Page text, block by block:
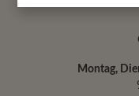
Montag,